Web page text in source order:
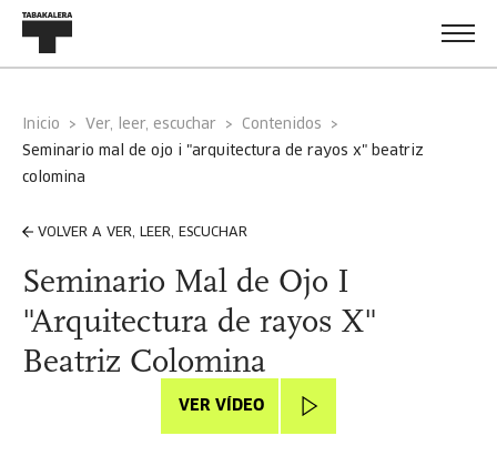
Inicio Ver, leer, escuchar
Contenidos
seminario mal de ojo i "arquitectura de rayos x" beatriz
colomina
VOLVER A VER, LEER, ESCUCHAR
Seminario Mal de Ojo I
"Arquitectura de rayos X"
Beatriz Colomina
VER VÍDEO